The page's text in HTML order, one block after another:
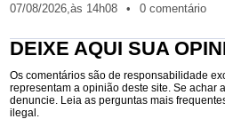
07/08/2026,às 14h08 • 0 comentário
DEIXE AQUI SUA
Os comentários são de responsabilidade
representam a opinião deste site. Se achar
denuncie. Leia as perguntas mais
ilegal.